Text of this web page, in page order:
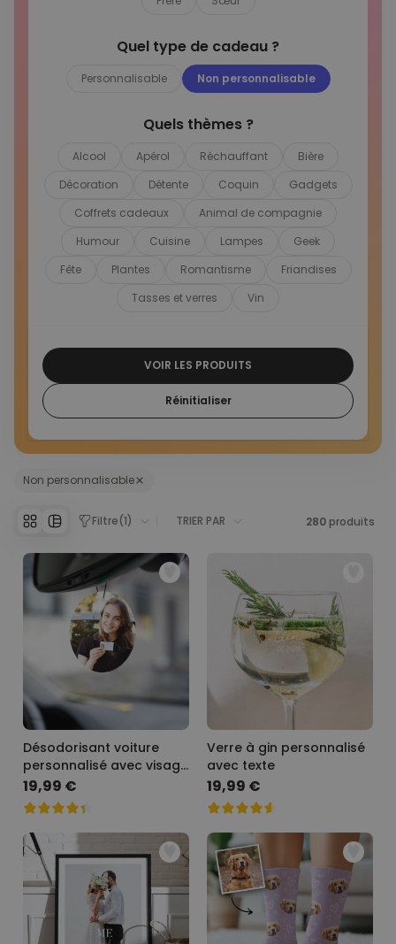
Poster photo personnalisé
avec texte
plus de 400
exemplaires
vendus
Personnalisable
avec votre animal de
14.000
vendus
Personnalisable
personnalisé Édition limitée
29,99 €
Quel type de cadeau ?
Personnalisable Non personnalisable
Quels thèmes ?
Alcool Apérol Réchauffant
Bière
Décoration
Détente Coquin
Gadgets
Coffrets cadeaux
Animal de compagnie
Humour
Cuisine Lampes
Geek
Fête
Plantes Romantisme
Friandises
Tasses et verres
Vin
Réinitialiser
VOIR LES PRODUITS
Non personnalisable
Filtre(1) TRIER PAR 280 produits
Désodorisant voiture
personnalisé avec visage
- Lot de 2
19,99 €
Verre à gin personnalisé
avec texte
19,99 €